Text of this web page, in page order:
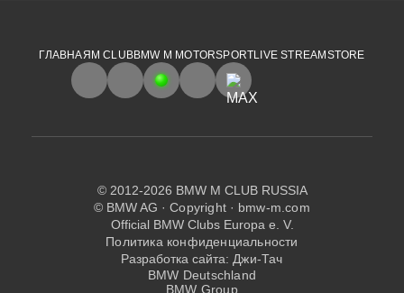
ГЛАВНАЯM CLUBBMW M MOTORSPORTLIVE STREAMSTORE
© 2012-2026 BMW M CLUB RUSSIA
© BMW AG ·Copyright · bmw-m.com
Official BMW Clubs Europa e. V.
Политика конфиденциальности
Разработка сайта: Джи-Тач
BMW Deutschland
BMW Group